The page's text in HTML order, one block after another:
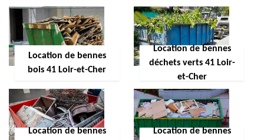
Location de bennes
bois 41 Loir-et-Cher
Location de bennes
déchets verts 41 Loir-
et-Cher
Location de bennes
Location de bennes